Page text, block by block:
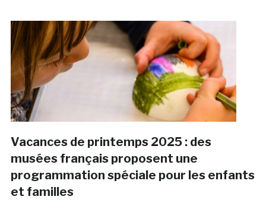
Vacances de printemps 2025 : des
musées français proposent une
programmation spéciale pour les enfants
et familles